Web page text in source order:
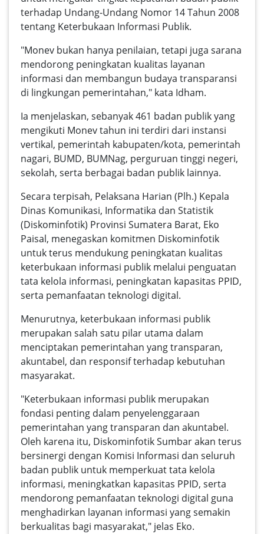
terhadap Undang-Undang Nomor 14 Tahun 2008
tentang Keterbukaan Informasi Publik.
"Monev bukan hanya penilaian, tetapi juga sarana
mendorong peningkatan kualitas layanan
informasi dan membangun budaya transparansi
di lingkungan pemerintahan," kata Idham.
Ia menjelaskan, sebanyak 461 badan publik yang
mengikuti Monev tahun ini terdiri dari instansi
vertikal, pemerintah kabupaten/kota, pemerintah
nagari, BUMD, BUMNag, perguruan tinggi negeri,
sekolah, serta berbagai badan publik lainnya.
Secara terpisah, Pelaksana Harian (Plh.) Kepala
Dinas Komunikasi, Informatika dan Statistik
(Diskominfotik) Provinsi Sumatera Barat, Eko
Paisal, menegaskan komitmen Diskominfotik
untuk terus mendukung peningkatan kualitas
keterbukaan informasi publik melalui penguatan
tata kelola informasi, peningkatan kapasitas PPID,
serta pemanfaatan teknologi digital.
Menurutnya, keterbukaan informasi publik
merupakan salah satu pilar utama dalam
menciptakan pemerintahan yang transparan,
akuntabel, dan responsif terhadap kebutuhan
masyarakat.
"Keterbukaan informasi publik merupakan
fondasi penting dalam penyelenggaraan
pemerintahan yang transparan dan akuntabel.
Oleh karena itu, Diskominfotik Sumbar akan terus
bersinergi dengan Komisi Informasi dan seluruh
badan publik untuk memperkuat tata kelola
informasi, meningkatkan kapasitas PPID, serta
mendorong pemanfaatan teknologi digital guna
menghadirkan layanan informasi yang semakin
berkualitas bagi masyarakat," jelas Eko.